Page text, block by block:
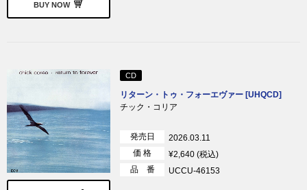
BUY NOW
CD
リターン・トゥ・フォーエヴァー [UHQCD]
チック・コリア
発売日
2026.03.11
価 格
¥2,640 (税込)
品 番
UCCU-46153